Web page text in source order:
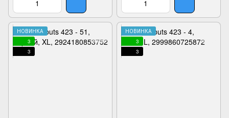
НОВИНКА
3
3
НОВИНКА
3
3